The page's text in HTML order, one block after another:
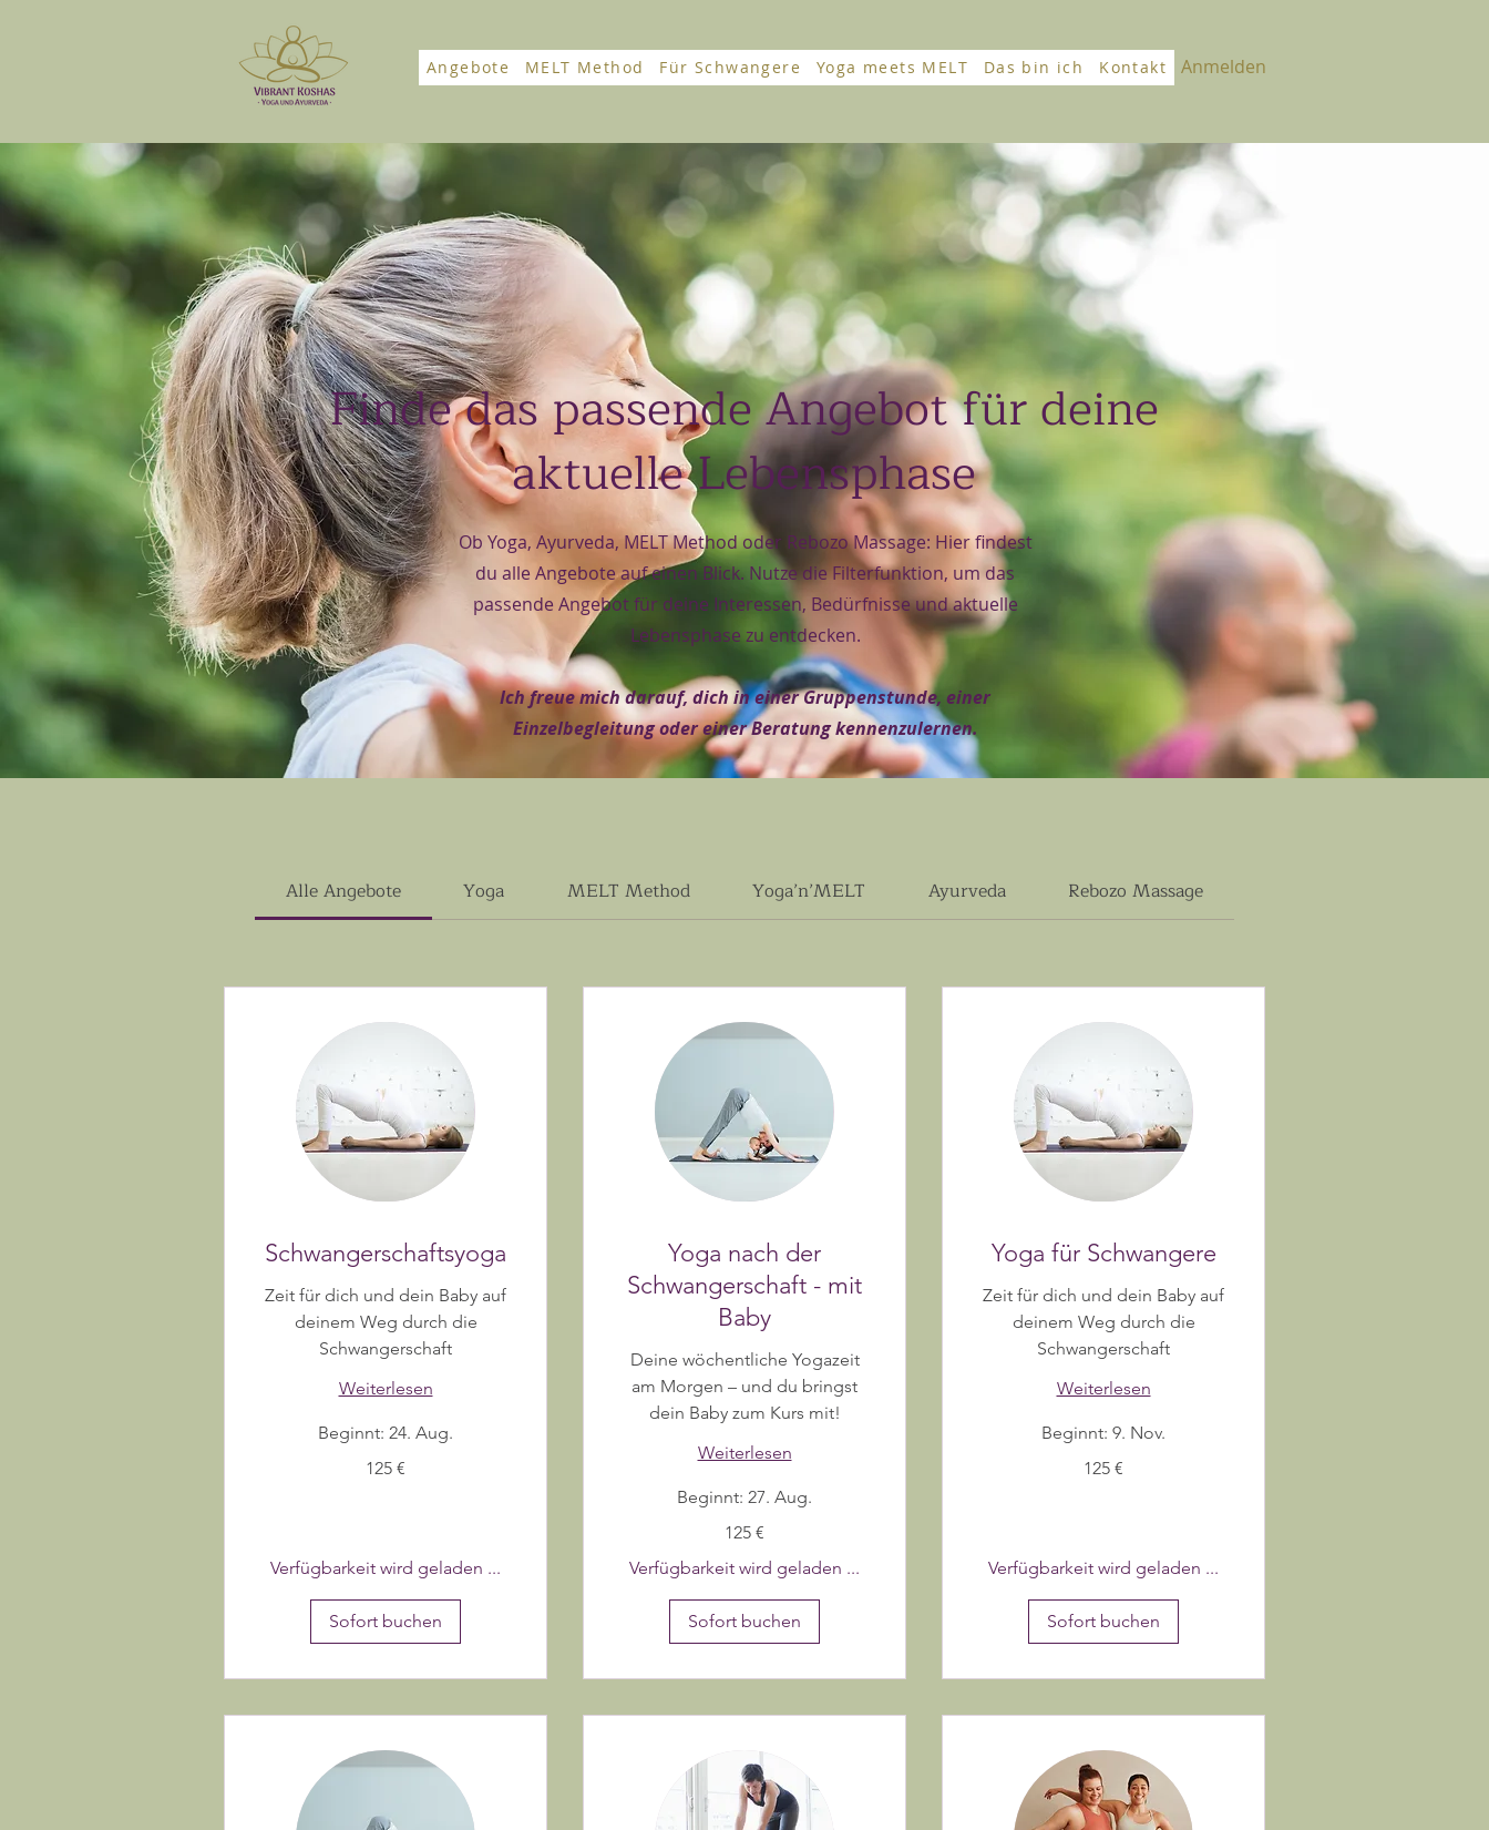
Angebote MELT Method Für Schwangere Yoga meets MELT Das bin ich Kontakt Anmelden
Finde das passende Angebot für deine
aktuelle Lebensphase
Ob Yoga, Ayurveda, MELT Method oder Rebozo Massage: Hier findest
du alle Angebote auf einen Blick. Nutze die Filterfunktion, um das
passende Angebot für deine Interessen, Bedürfnisse und aktuelle
Lebensphase zu entdecken.
Ich freue mich darauf, dich in einer Gruppenstunde, einer
Einzelbegleitung oder einer Beratung kennenzulernen.
Alle Angebote Yoga MELT Method Yoga’n’MELT Ayurveda Rebozo Massage
Schwangerschaftsyoga
Zeit für dich und dein Baby auf
deinem Weg durch die
Schwangerschaft
Weiterlesen
Beginnt: 24. Aug.
125 €
Verfügbarkeit wird geladen ...
Sofort buchen
Yoga nach der
Schwangerschaft - mit
Baby
Deine wöchentliche Yogazeit
am Morgen – und du bringst
dein Baby zum Kurs mit!
Weiterlesen
Beginnt: 27. Aug.
125 €
Verfügbarkeit wird geladen ...
Sofort buchen
Yoga für Schwangere
Zeit für dich und dein Baby auf
deinem Weg durch die
Schwangerschaft
Weiterlesen
Beginnt: 9. Nov.
125 €
Verfügbarkeit wird geladen ...
Sofort buchen